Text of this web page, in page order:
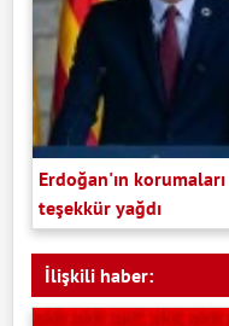
Erdoğan'ın
teşekkür yağdı
İlişkili haber: